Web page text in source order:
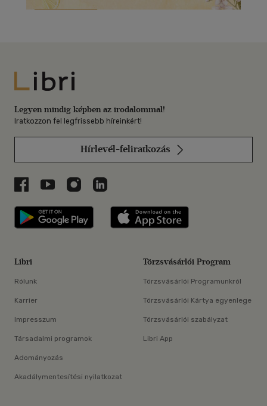
Libri
Legyen mindig képben az irodalommal!
Iratkozzon fel legfrissebb híreinkért!
Hírlevél-feliratkozás
Libri a Facebookon
Libri a Youtube-on
Libri az Instagramon
Libri a LinkedInen
Libri applikáció Szerezd meg: Google
Libri
Rólunk
Karrier
Impresszum
Társadalmi programok
Adományozás
Akadálymentesítési nyilatkozat
Törzsvásárlói Program
Törzsvásárlói Programunkról
Törzsvásárlói Kártya egyenlege
Törzsvásárlói szabályzat
Libri App